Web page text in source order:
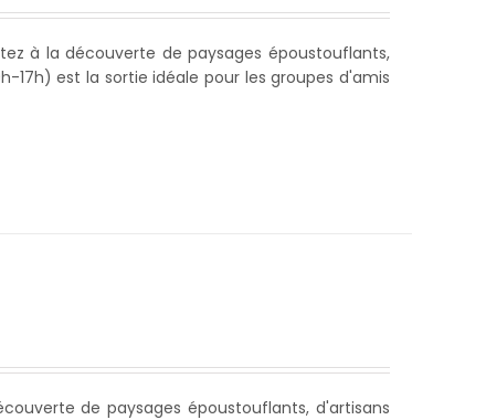
à la découverte de paysages époustouflants,
17h) est la sortie idéale pour les groupes d'amis
de paysages époustouflants, d'artisans